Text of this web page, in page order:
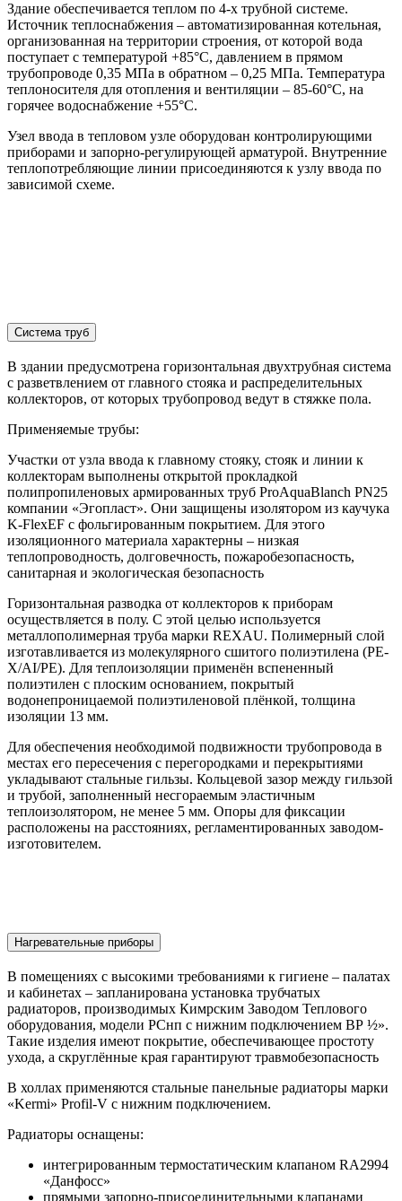
Здание обеспечивается теплом по 4-х трубной системе.
Источник теплоснабжения – автоматизированная котельная,
организованная на территории строения, от которой вода
поступает с температурой +85°C, давлением в прямом
трубопроводе 0,35 МПа в обратном – 0,25 МПа. Температура
теплоносителя для отопления и вентиляции – 85-60°C, на
горячее водоснабжение +55°C.
Узел ввода в тепловом узле оборудован контролирующими
приборами и запорно-регулирующей арматурой. Внутренние
теплопотребляющие линии присоединяются к узлу ввода по
зависимой схеме.
Система труб
В здании предусмотрена горизонтальная двухтрубная система
с разветвлением от главного стояка и распределительных
коллекторов, от которых трубопровод ведут в стяжке пола.
Применяемые трубы:
Участки от узла ввода к главному стояку, стояк и линии к
коллекторам выполнены открытой прокладкой
полипропиленовых армированных труб ProAquaBlanch PN25
компании «Эгопласт». Они защищены изолятором из каучука
K-FlexEF с фольгированным покрытием. Для этого
изоляционного материала характерны – низкая
теплопроводность, долговечность, пожаробезопасность,
санитарная и экологическая безопасность
Горизонтальная разводка от коллекторов к приборам
осуществляется в полу. С этой целью используется
металлополимерная труба марки REXAU. Полимерный слой
изготавливается из молекулярного сшитого полиэтилена (PE-
X/AI/PE). Для теплоизоляции применён вспененный
полиэтилен с плоским основанием, покрытый
водонепроницаемой полиэтиленовой плёнкой, толщина
изоляции 13 мм.
Для обеспечения необходимой подвижности трубопровода в
местах его пересечения с перегородками и перекрытиями
укладывают стальные гильзы. Кольцевой зазор между гильзой
и трубой, заполненный несгораемым эластичным
теплоизолятором, не менее 5 мм. Опоры для фиксации
расположены на расстояниях, регламентированных заводом-
изготовителем.
Нагревательные приборы
В помещениях с высокими требованиями к гигиене – палатах
и кабинетах – запланирована установка трубчатых
радиаторов, производимых Кимрским Заводом Теплового
оборудования, модели РСнп с нижним подключением ВР ½».
Такие изделия имеют покрытие, обеспечивающее простоту
ухода, а скруглённые края гарантируют травмобезопасность
В холлах применяются стальные панельные радиаторы марки
«Kermi» Profil-V с нижним подключением.
Радиаторы оснащены:
интегрированным термостатическим клапаном RA2994
«Данфосс»
прямыми запорно-присоединительными клапанами